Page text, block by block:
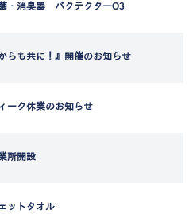
・消臭器 バクテクターO3
らも共に！』開催のお知らせ
ーク休業のお知らせ
所開設
ットタオル